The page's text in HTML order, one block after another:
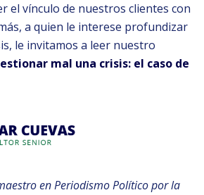
el vínculo de nuestros clientes con
a quien le interese profundizar
le invitamos a leer nuestro
mal una crisis: el caso de
en Periodismo Político por la